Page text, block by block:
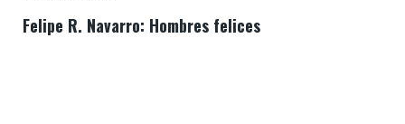
Felipe R. Navarro: Hombres felices